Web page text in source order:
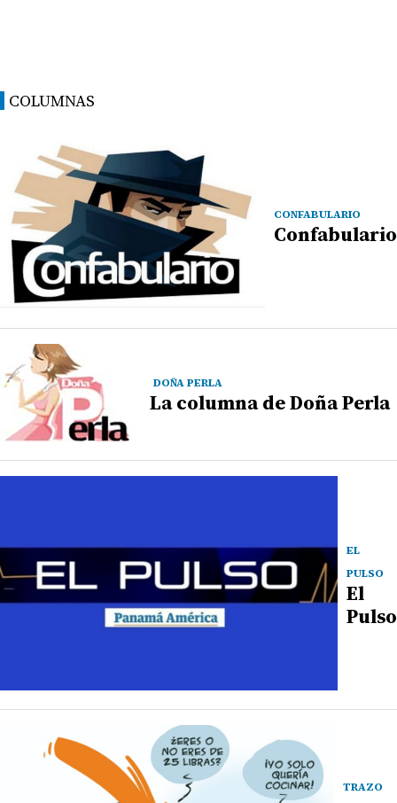
COLUMNAS
CONFABULARIO
Confabulario
DOÑA PERLA
La columna de Doña Perla
EL
PULSO
El
Pulso
TRAZO